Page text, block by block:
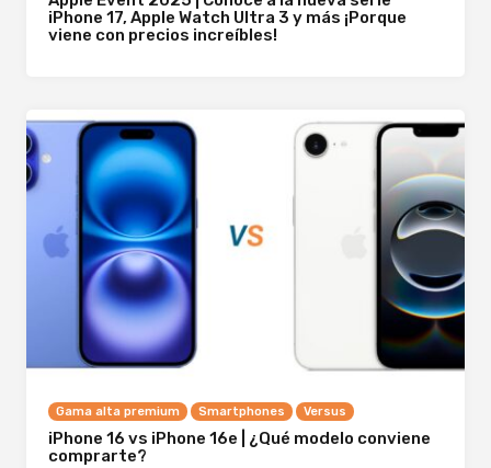
iPhone 17, Apple Watch Ultra 3 y más ¡Porque
viene con precios increíbles!
Gama alta premium Smartphones Versus
iPhone 16 vs iPhone 16e | ¿Qué modelo conviene
comprarte?